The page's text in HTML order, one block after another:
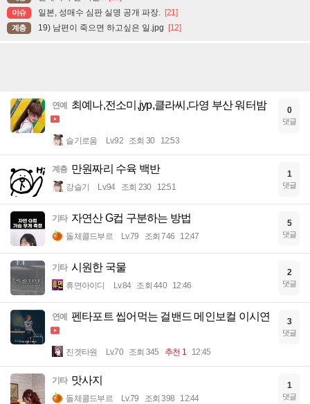
이슈 일본, 성매수 심판 실명 공개 파장. [21]
계층 19) 남편이 죽으면 하고싶은 일.jpg [12]
연예 최예나,전소미,jyp,클라씨,다영 부산 워터밤
슬기로움 Lv.92 조회 30 12:53
0
댓글
계층 만원짜리 수육 백반
강슬기 Lv.94 조회 230 12:51
1
댓글
기타 자연산 G컵 구분하는 방법
돌체콜드부르 Lv.79 조회 746 12:47
5
댓글
기타 시원한 국물
휴면아이디 Lv.84 조회 440 12:46
2
댓글
연예 펜타포트 씹어먹는 걸밴드 메인보컬 이시연
진겟타원 Lv.70 조회 345 추천 1 12:45
3
댓글
기타 맛사지
돌체콜드부르 Lv.79 조회 398 12:44
1
댓글